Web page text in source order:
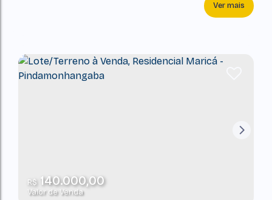
Ver mais
R$140.000,00
Valor de Venda